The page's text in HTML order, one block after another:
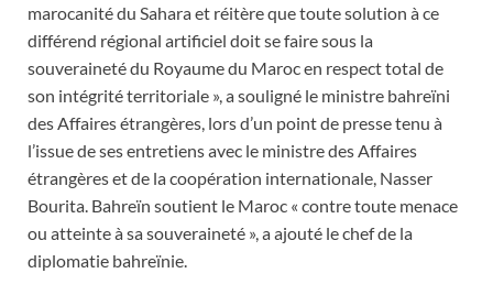
marocanité du Sahara et réitère que toute solution à ce
différend régional artificiel doit se faire sous la
souveraineté du Royaume du Maroc en respect total de
son intégrité territoriale », a souligné le ministre bahreïni
des Affaires étrangères, lors d’un point de presse tenu à
l’issue de ses entretiens avec le ministre des Affaires
étrangères et de la coopération internationale, Nasser
Bourita. Bahreïn soutient le Maroc « contre toute menace
ou atteinte à sa souveraineté », a ajouté le chef de la
diplomatie bahreïnie.